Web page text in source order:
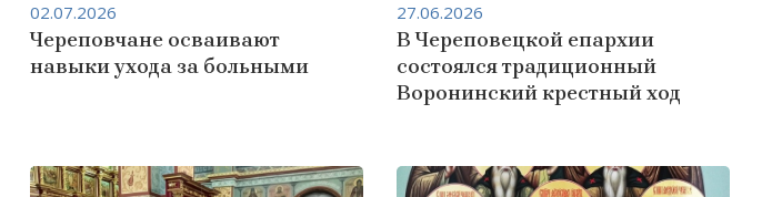
Череповчане осваивают
навыки ухода за больными
02.07.2026
В Череповецкой епархии
состоялся традиционный
Воронинский крестный ход
27.06.2026